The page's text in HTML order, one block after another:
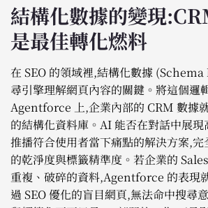
結構化數據的變現
是最佳轉化燃料
在 SEO 的領域裡,結構化數據
尋引擎理解網頁內容的關鍵。將這個邏
Agentforce 上,企業內部的 CRM 數據
的結構化資料庫。AI 能否在對話中展
推播符合使用者當下痛點的解決方案,
的乾淨度與標籤精準度。若企業的
重複、破碎的資料,Agentforce 的表現
過 SEO 優化的盲目網頁,無法命中搜尋